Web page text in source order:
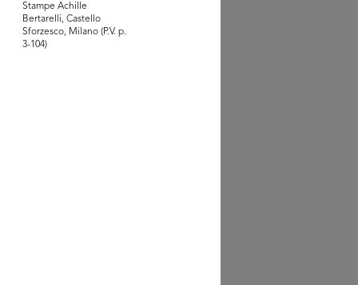
Stampe Achille
Bertarelli, Castello
Sforzesco, Milano (P.V. p.
3-104)